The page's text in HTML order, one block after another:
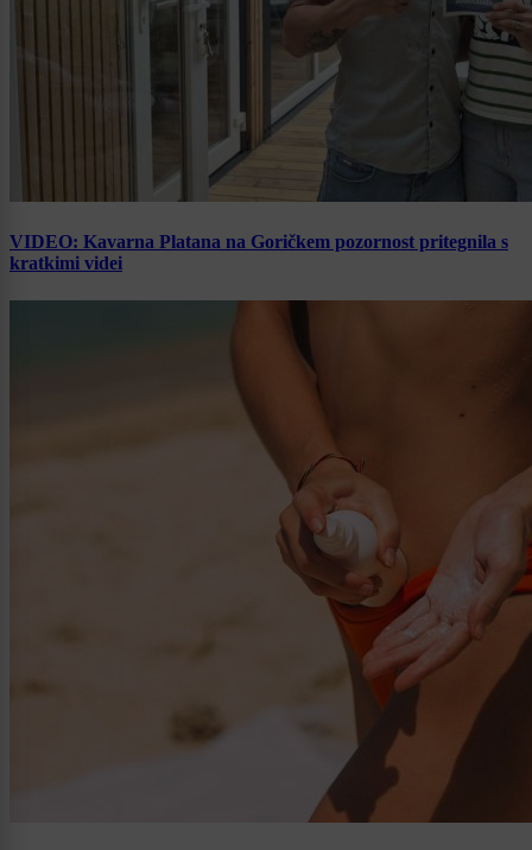
VIDEO: Kavarna Platana na Goričkem pozornost pritegnila s
kratkimi videi